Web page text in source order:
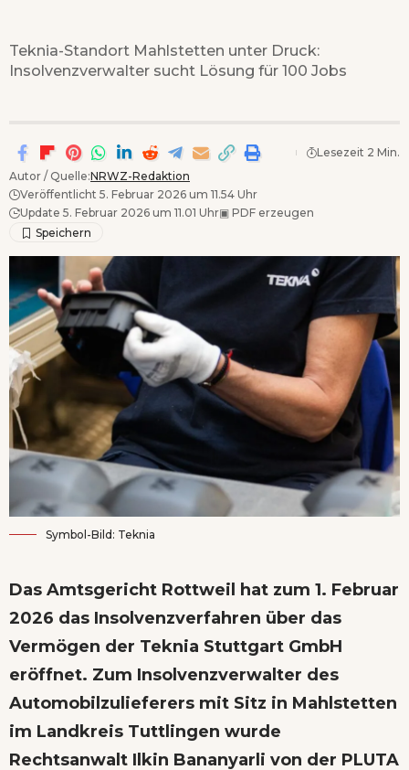
Teknia-Standort Mahlstetten unter Druck:
Insolvenzverwalter sucht Lösung für 100 Jobs
Autor / Quelle:NRWZ-Redaktion
Veröffentlicht 5. Februar 2026 um 11.54 Uhr
Update 5. Februar 2026 um 11.01 Uhr▣ PDF erzeugen
Lesezeit 2 Min.
Symbol-Bild: Teknia
Das Amtsgericht Rottweil hat zum 1. Februar
2026 das Insolvenzverfahren über das
Vermögen der Teknia Stuttgart GmbH
eröffnet. Zum Insolvenzverwalter des
Automobilzulieferers mit Sitz in Mahlstetten
im Landkreis Tuttlingen wurde
Rechtsanwalt Ilkin Bananyarli von der PLUTA